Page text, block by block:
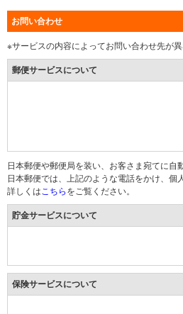
お問い合わせ
※サービスの内容によってお問い合わせ先が異
郵便サービスについて
日本郵便や郵便局を装い、お客さま宛てに自
日本郵便では、上記のような電話をかけ、個
詳しくは こちらをご覧ください。
貯金サービスについて
保険サービスについて